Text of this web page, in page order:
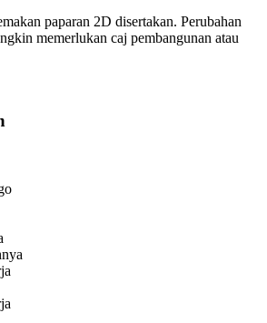
paparan 2D disertakan. Perubahan
memerlukan caj pembangunan atau